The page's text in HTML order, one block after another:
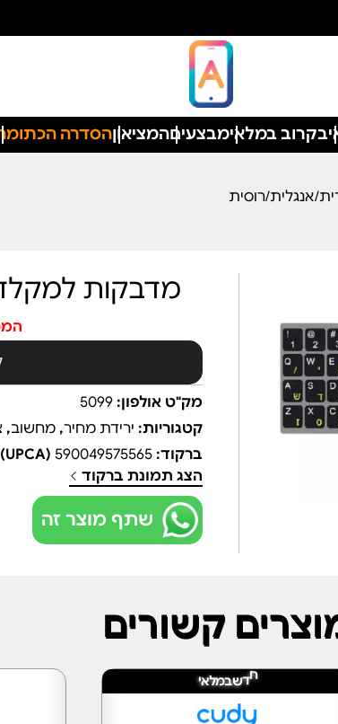
בקרוב במלאימבצעיםהמציאוןהסדרה
אנגלית/רוסית
מדבקות
מק"ט אולפון: 5099
קטגוריות: ירידת מחיר, מחשוב,
ברקוד: 590049575565
(UPCA)
הצג תמונת ברקוד
שתף מוצר זה
קשורים
חדשבמלאי